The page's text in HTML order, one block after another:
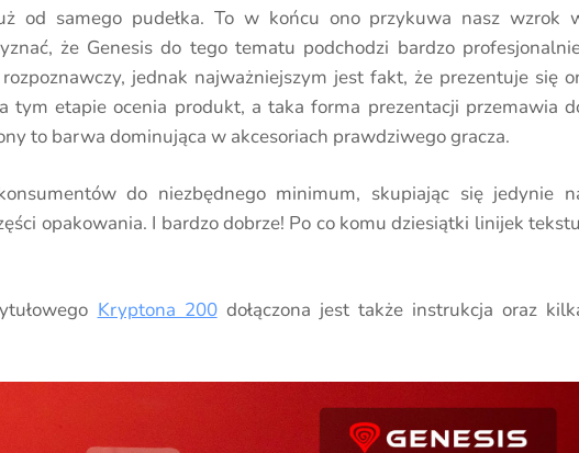
od samego pudełka. To w końcu ono przykuwa nasz wzrok
że Genesis do tego tematu podchodzi bardzo
jednak najważniejszym jest fakt, że prezentuje się
tym etapie ocenia produkt, a taka forma prezentacji przemawia
to barwa dominująca w akcesoriach prawdziwego gracza.
do niezbędnego minimum, skupiając się jedynie
opakowania. I bardzo dobrze! Po co komu dziesiątki linijek
Kryptona 200dołączona jest także instrukcja oraz